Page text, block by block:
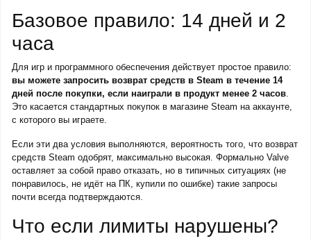
Базовое правило: 14 дней и 2
часа
Для игр и программного обеспечения действует простое правило:
вы можете запросить возврат средств в Steam в течение 14
дней после покупки, если наиграли в продукт менее 2 часов.
Это касается стандартных покупок в магазине Steam на аккаунте,
с которого вы играете.
Если эти два условия выполняются, вероятность того, что возврат
средств Steam одобрят, максимально высокая. Формально Valve
оставляет за собой право отказать, но в типичных ситуациях (не
понравилось, не идёт на ПК, купили по ошибке) такие запросы
почти всегда подтверждаются.
Что если лимиты нарушены?